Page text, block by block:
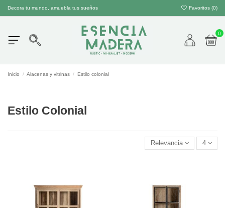
Decora tu mundo, amuebla tus sueños Favoritos (0)
0
Inicio Alacenas y vitrinas Estilo colonial
Estilo Colonial
Relevancia 4